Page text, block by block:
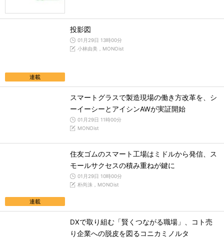
連載
投影図
01月29日 13時00分
小林由美，MONOist
スマートグラスで製造現場の働き方改革を、シ
ーイーシーとアイシンAWが実証開始
01月29日 11時00分
MONOist
連載
住友ゴムのスマート工場はミドルから発信、ス
モールサクセスの積み重ねが鍵に
01月29日 10時00分
朴尚洙，MONOist
DXで取り組む「賢くつながる職場」、コト売
り企業への脱皮を図るコニカミノルタ